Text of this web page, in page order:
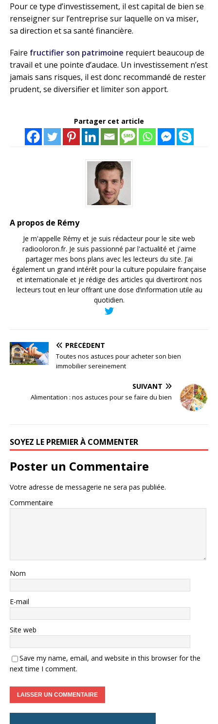
Pour ce type d’investissement, il est capital de bien se
renseigner sur l’entreprise sur laquelle on va miser,
sa direction et sa santé financière.
Faire fructifier son patrimoine requiert beaucoup de
travail et une pointe d’audace. Un investissement n’est
jamais sans risques, il est donc recommandé de rester
prudent, se diversifier et limiter son apport.
Partager cet article
A propos de Rémy
Je m'appelle Rémy et je suis rédacteur pour le site web
radiooloron.fr. Je suis passionné par l'actualité et j'aime
partager mes bons plans avec les lecteurs du site. J’ai
également un grand intérêt pour la culture populaire française
et internationale et je rédige des articles qui divertiront nos
lecteurs tout en leur offrant une dose d’information utile au
quotidien.
PRÉCÉDENT
Toutes nos astuces pour acheter son bien
immobilier sereinement
SUIVANT
Alimentation : nos astuces pour se faire du bien
SOYEZ LE PREMIER À COMMENTER
Poster un Commentaire
Votre adresse de messagerie ne sera pas publiée.
Commentaire
Nom
E-mail
Site web
Save my name, email, and website in this browser for the
next time I comment.